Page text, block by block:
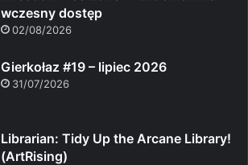
wczesny dostęp
02/08/2026
Gierkołaz #19 – lipiec 2026
31/07/2026
Librarian: Tidy Up the Arcane Library!
(ArtRising)